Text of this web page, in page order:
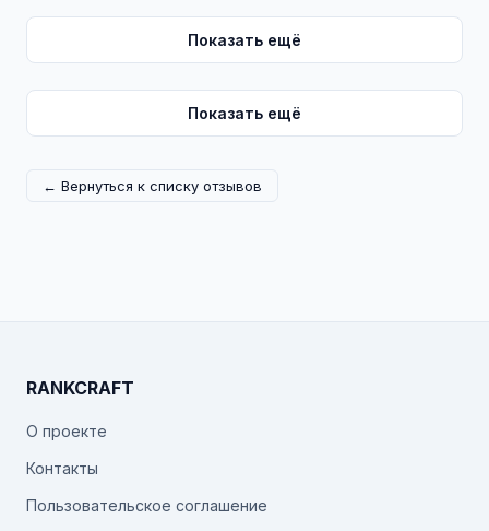
Показать ещё
Показать ещё
← Вернуться к списку отзывов
RANKCRAFT
О проекте
Контакты
Пользовательское соглашение